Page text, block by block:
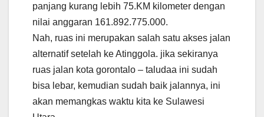
panjang kurang lebih 75.KM kilometer dengan
nilai anggaran 161.892.775.000.
Nah, ruas ini merupakan salah satu akses jalan
alternatif setelah ke Atinggola. jika sekiranya
ruas jalan kota gorontalo – taludaa ini sudah
bisa lebar, kemudian sudah baik jalannya, ini
akan memangkas waktu kita ke Sulawesi